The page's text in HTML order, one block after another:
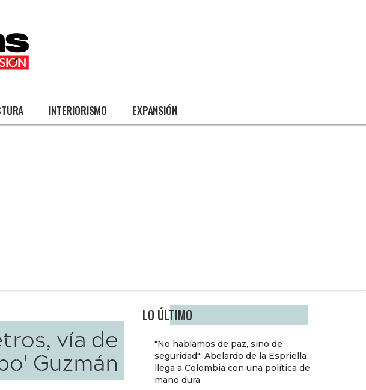
INTERIORISMO EXPANSIÓN
LO ÚLTIMO
"No hablamos de paz, sino de
seguridad": Abelardo de la Espriella
llega a Colombia con una política de
mano dura
vía de
Guzmán